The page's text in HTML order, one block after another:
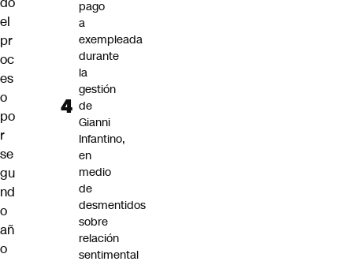
el
pr
oc
es
o
po
r
se
gu
nd
o
añ
o
pago
a
exempleada
durante
la
gestión
de
Gianni
Infantino,
en
medio
de
desmentidos
sobre
relación
sentimental